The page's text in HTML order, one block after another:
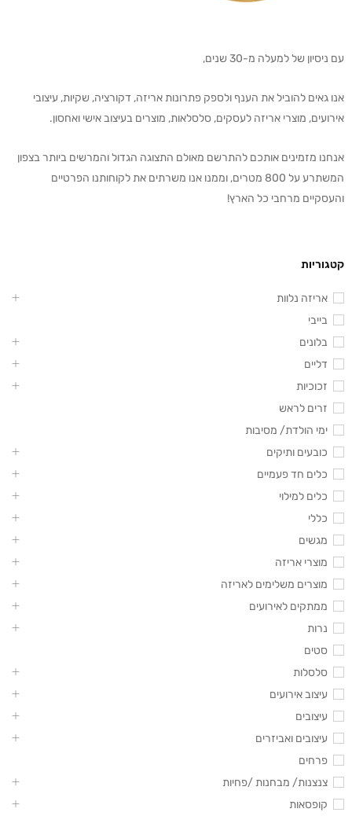
עם ניסיון של למעלה מ-30 שנים,
אנו גאים להוביל את הענף ולספק פתרונות אריזה, דקורציה, שקיות, עיצובי
אירועים, מוצרי אריזה לעסקים, סלסלאות, מוצרים בעיצוב אישי ואחסון.
אנחנו מזמינים אותכם להתרשם מאולם התצוגה הגדול והמרשים ביותר בצפון
המשתרע על 800 מטרים, וממנו אנו משרתים את לקוחותנו הפרטיים
והעסקיים מרחבי כל הארץ!
קטגוריות
אריזה נלוות
בייבי
בלונים
דליים
זכוכיות
זרים לראש
ימי הולדת/ מסיבות
כובעים ותיקים
כלים חד פעמיים
כלים למילוי
כללי
מגשים
מוצרי אריזה
מוצרים משלימים לאריזה
ממתקים לאירועים
נרות
סטים
סלסלות
עיצוב אירועים
עיצובים
עיצובים ואביזרים
פרחים
צנצנות/ מבחנות /פחיות
קופסאות